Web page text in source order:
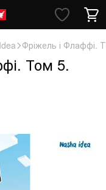
Фріжель і Флаффі.
Том 5.